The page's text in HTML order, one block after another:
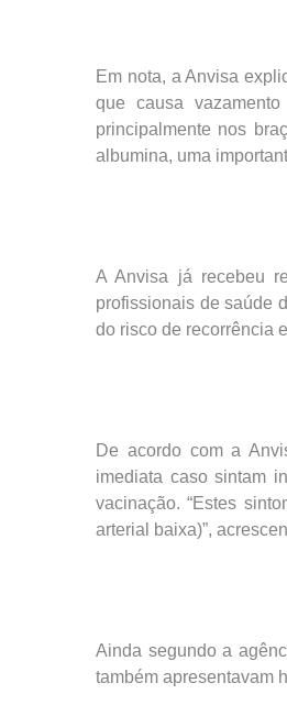
Em nota, a Anvisa
que causa
principalmente nos
albumina, uma
A Anvisa já recebeu
profissionais de saúde
do risco de recorrência
De acordo com a
imediata caso sintam
vacinação. “Estes
arterial baixa)”,
Ainda segundo a
também apresentavam